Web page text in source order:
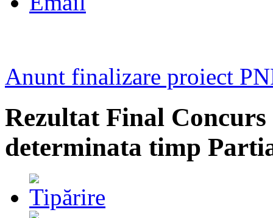
Anunt finalizare proiect
Rezultat Final
determinata timp